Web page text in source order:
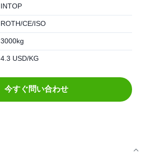
INTOP
ROTH/CE/ISO
3000kg
4.3 USD/KG
今すぐ問い合わせ